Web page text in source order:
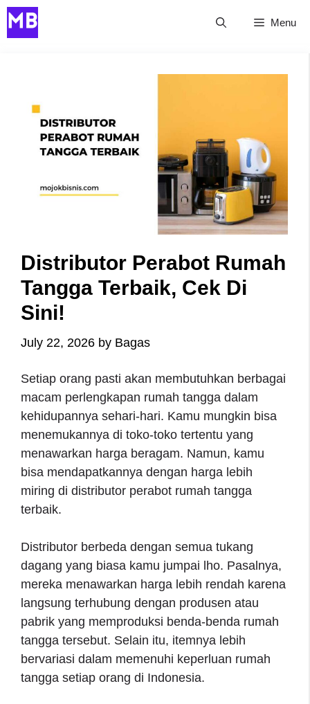
Skip
to
Menu
Distributor Perabot Rumah
Tangga Terbaik, Cek Di
Sini!
July 22, 2026 by Bagas
Setiap orang pasti akan membutuhkan berbagai
macam perlengkapan rumah tangga dalam
kehidupannya sehari-hari. Kamu mungkin bisa
menemukannya di toko-toko tertentu yang
menawarkan harga beragam. Namun, kamu
bisa mendapatkannya dengan harga lebih
miring di distributor perabot rumah tangga
terbaik.
Distributor berbeda dengan semua tukang
dagang yang biasa kamu jumpai lho. Pasalnya,
mereka menawarkan harga lebih rendah karena
langsung terhubung dengan produsen atau
pabrik yang memproduksi benda-benda rumah
tangga tersebut. Selain itu, itemnya lebih
bervariasi dalam memenuhi keperluan rumah
tangga setiap orang di Indonesia.